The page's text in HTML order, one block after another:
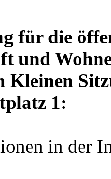
für die
und
1:
in der